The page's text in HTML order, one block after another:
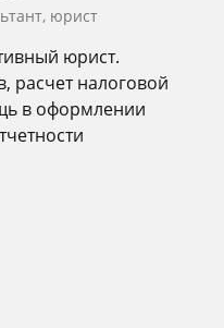
юрист
юрист.
расчет налоговой
в оформлении